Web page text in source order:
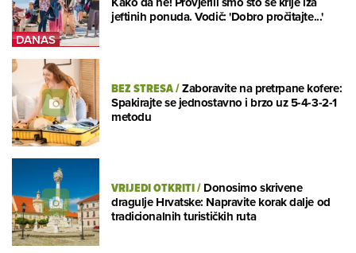
jeftinih ponuda. Vodič: 'Dobro pročitajte...'
BEZ STRESA/Zaboravite na pretrpane kofere:
Spakirajte se jednostavno i brzo uz 5-4-3-2-1
metodu
VRIJEDI OTKRITI/Donosimo skrivene
dragulje Hrvatske: Napravite korak dalje od
tradicionalnih turističkih ruta